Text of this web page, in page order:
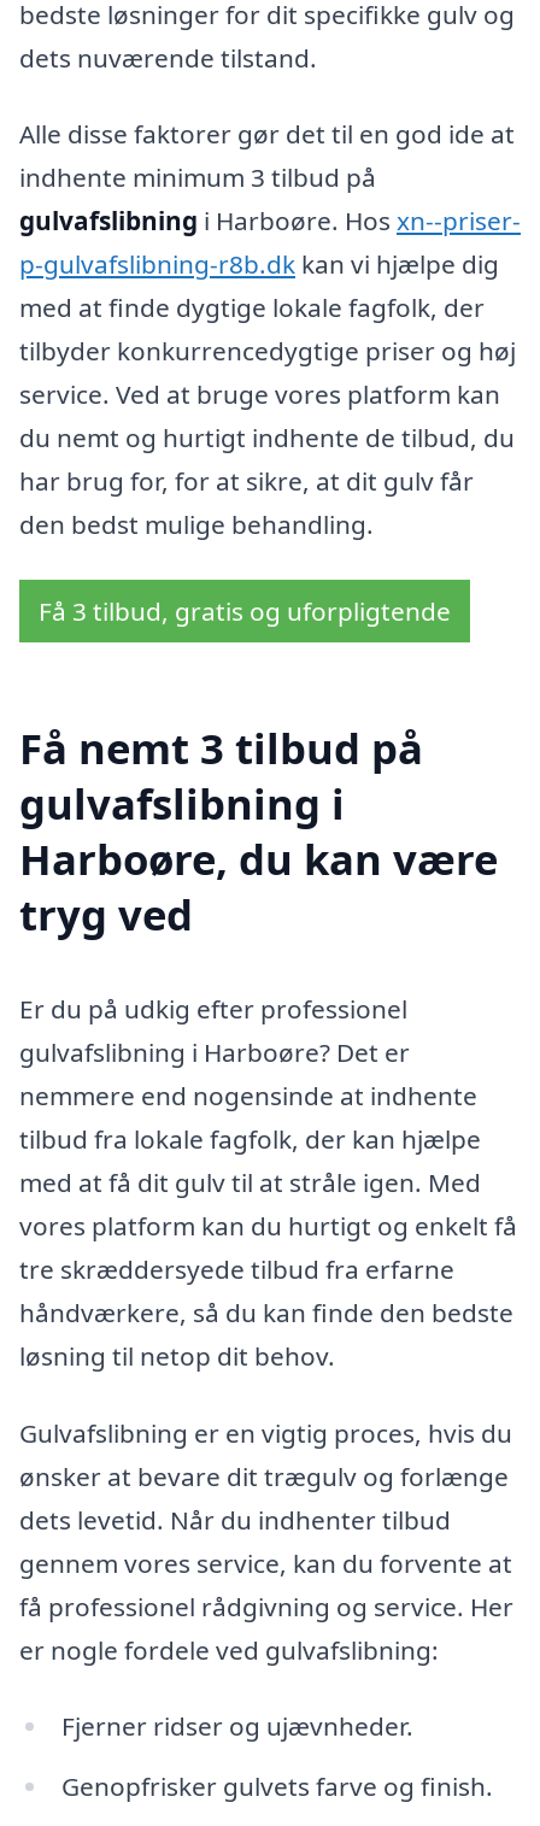
bedste løsninger for dit specifikke gulv og
dets nuværende tilstand.
Alle disse faktorer gør det til en god ide at
indhente minimum 3 tilbud på
gulvafslibning i Harboøre. Hos xn--priser-
p-gulvafslibning-r8b.dk kan vi hjælpe dig
med at finde dygtige lokale fagfolk, der
tilbyder konkurrencedygtige priser og høj
service. Ved at bruge vores platform kan
du nemt og hurtigt indhente de tilbud, du
har brug for, for at sikre, at dit gulv får
den bedst mulige behandling.
Få 3 tilbud, gratis og uforpligtende
Få nemt 3 tilbud på
gulvafslibning i
Harboøre, du kan være
tryg ved
Er du på udkig efter professionel
gulvafslibning i Harboøre? Det er
nemmere end nogensinde at indhente
tilbud fra lokale fagfolk, der kan hjælpe
med at få dit gulv til at stråle igen. Med
vores platform kan du hurtigt og enkelt få
tre skræddersyede tilbud fra erfarne
håndværkere, så du kan finde den bedste
løsning til netop dit behov.
Gulvafslibning er en vigtig proces, hvis du
ønsker at bevare dit trægulv og forlænge
dets levetid. Når du indhenter tilbud
gennem vores service, kan du forvente at
få professionel rådgivning og service. Her
er nogle fordele ved gulvafslibning:
Fjerner ridser og ujævnheder.
Genopfrisker gulvets farve og finish.